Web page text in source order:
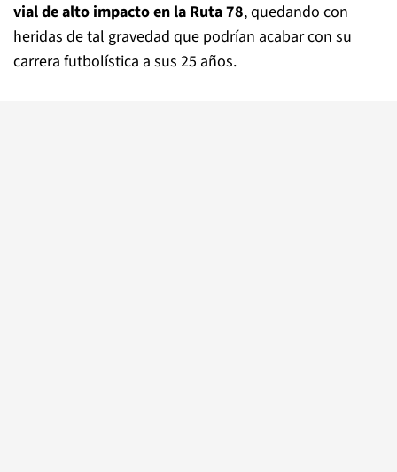
vial de alto impacto en la Ruta 78, quedando con
heridas de tal gravedad que podrían acabar con su
carrera futbolística a sus 25 años.